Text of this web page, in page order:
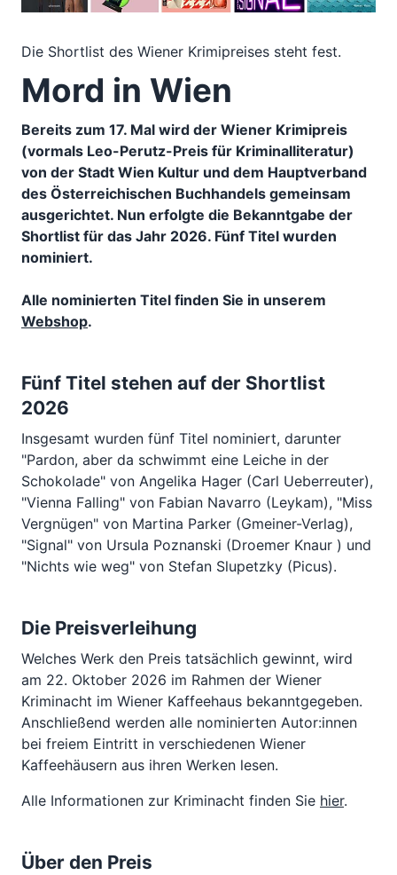
Die Shortlist des Wiener Krimipreises steht fest.
Mord in Wien
Bereits zum 17. Mal wird der Wiener Krimipreis
(vormals Leo-Perutz-Preis für Kriminalliteratur)
von der Stadt Wien Kultur und dem Hauptverband
des Österreichischen Buchhandels gemeinsam
ausgerichtet. Nun erfolgte die Bekanntgabe der
Shortlist für das Jahr 2026. Fünf Titel wurden
nominiert.
Alle nominierten Titel finden Sie in unserem
Webshop.
Fünf Titel stehen auf der Shortlist
2026
Insgesamt wurden fünf Titel nominiert, darunter
"Pardon, aber da schwimmt eine Leiche in der
Schokolade" von Angelika Hager (Carl Ueberreuter),
"Vienna Falling" von Fabian Navarro (Leykam), "Miss
Vergnügen" von Martina Parker (Gmeiner-Verlag),
"Signal" von Ursula Poznanski (Droemer Knaur ) und
"Nichts wie weg" von Stefan Slupetzky (Picus).
Die Preisverleihung
Welches Werk den Preis tatsächlich gewinnt, wird
am 22. Oktober 2026 im Rahmen der Wiener
Kriminacht im Wiener Kaffeehaus bekanntgegeben.
Anschließend werden alle nominierten Autor:innen
bei freiem Eintritt in verschiedenen Wiener
Kaffeehäusern aus ihren Werken lesen.
Alle Informationen zur Kriminacht finden Sie hier.
Über den Preis